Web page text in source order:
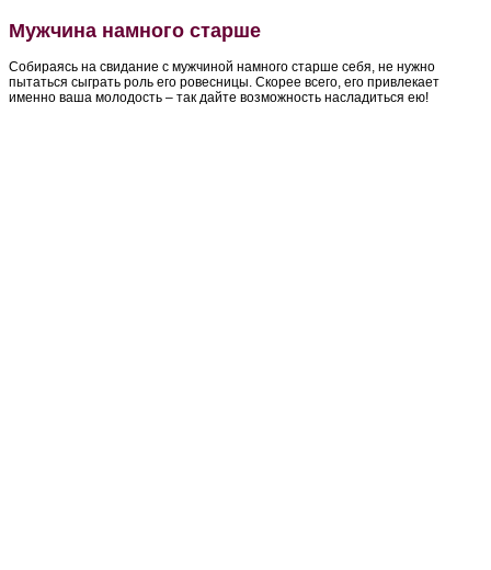
Мужчина намного старше
Собираясь на свидание с мужчиной намного старше себя, не нужно
пытаться сыграть роль его ровесницы. Скорее всего, его привлекает
именно ваша молодость – так дайте возможность насладиться ею!